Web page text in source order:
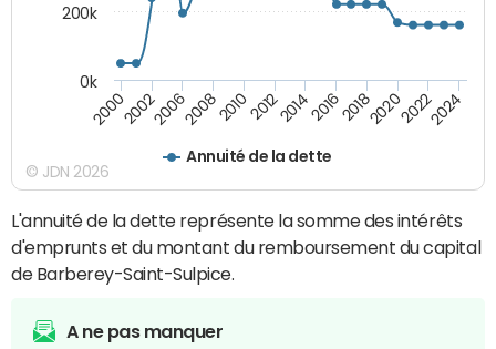
Annuité de la dette
200020022006200820102012201420162018202020222024
0k
200k
© JDN 2026
L'annuité de la dette représente la somme des intérêts
d'emprunts et du montant du remboursement du capital
de Barberey-Saint-Sulpice.
A ne pas manquer